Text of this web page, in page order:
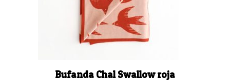
Bufanda Chal Swallow roja